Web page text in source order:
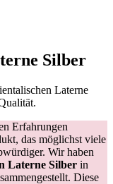
Silber
Laterne
Erfahrungen
das möglichst viele
Wir haben
Laterne Silber in
Diese